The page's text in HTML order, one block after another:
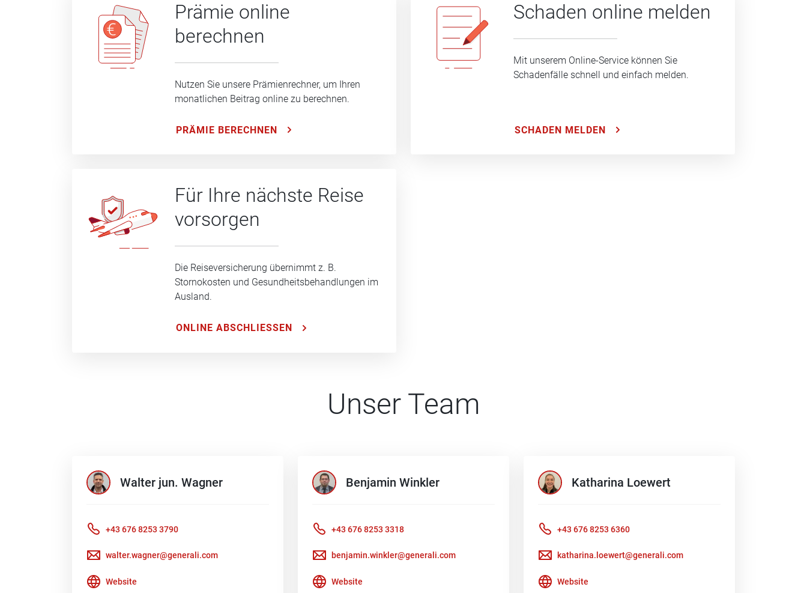
Prämie online
berechnen
Nutzen Sie unsere Prämienrechner, um Ihren
monatlichen Beitrag online zu berechnen.
PRÄMIE BERECHNEN
Schaden online melden
Mit unserem Online-Service können Sie
Schadenfälle schnell und einfach melden.
SCHADEN MELDEN
Für Ihre nächste Reise
vorsorgen
Die Reiseversicherung übernimmt z. B.
Stornokosten und Gesundheitsbehandlungen im
Ausland.
ONLINE ABSCHLIESSEN
Unser Team
Walter jun. Wagner
+43 676 8253 3790
walter.wagner@generali.com
Website
Benjamin Winkler
+43 676 8253 3318
benjamin.winkler@generali.com
Website
Katharina Loewert
+43 676 8253 6360
katharina.loewert@generali.com
Website